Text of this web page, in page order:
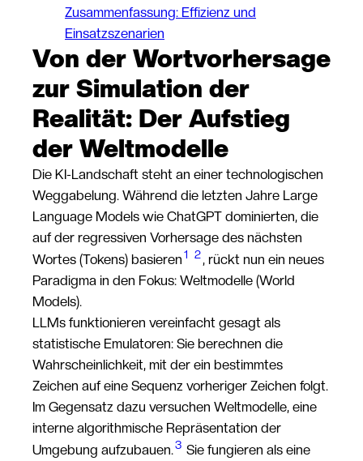
Zusammenfassung: Effizienz und
Einsatzszenarien
Von der Wortvorhersage
zur Simulation der
Realität: Der Aufstieg
der Weltmodelle
Die KI-Landschaft steht an einer technologischen
Weggabelung. Während die letzten Jahre Large
Language Models wie ChatGPT dominierten, die
auf der regressiven Vorhersage des nächsten
Wortes (Tokens) basieren1 2, rückt nun ein neues
Paradigma in den Fokus: Weltmodelle (World
Models).
LLMs funktionieren vereinfacht gesagt als
statistische Emulatoren: Sie berechnen die
Wahrscheinlichkeit, mit der ein bestimmtes
Zeichen auf eine Sequenz vorheriger Zeichen folgt.
Im Gegensatz dazu versuchen Weltmodelle, eine
interne algorithmische Repräsentation der
Umgebung aufzubauen.3 Sie fungieren als eine